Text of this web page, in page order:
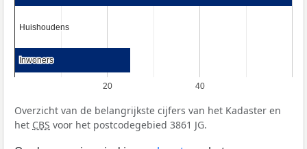
20 40
Huishoudens
Huishoudens
Inwoners
Inwoners
Overzicht van de belangrijkste cijfers van het Kadaster en
het CBS voor het postcodegebied 3861 JG.